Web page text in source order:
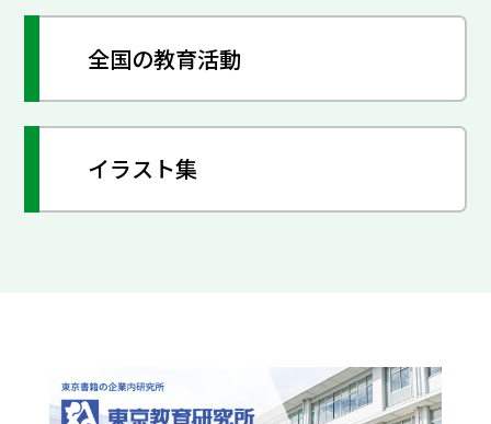
全国の教育活動
イラスト集